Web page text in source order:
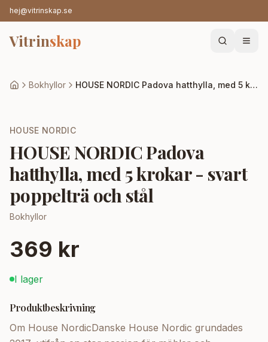
hej@vitrinskap.se
Vitrinskap
Bokhyllor HOUSE NORDIC Padova hatthylla, med 5 krokar - svart poppelträ och stål
HOUSE NORDIC
HOUSE NORDIC Padova
hatthylla, med 5 krokar - svart
poppelträ och stål
Bokhyllor
369 kr
I lager
Produktbeskrivning
Om House NordicDanske House Nordic grundades